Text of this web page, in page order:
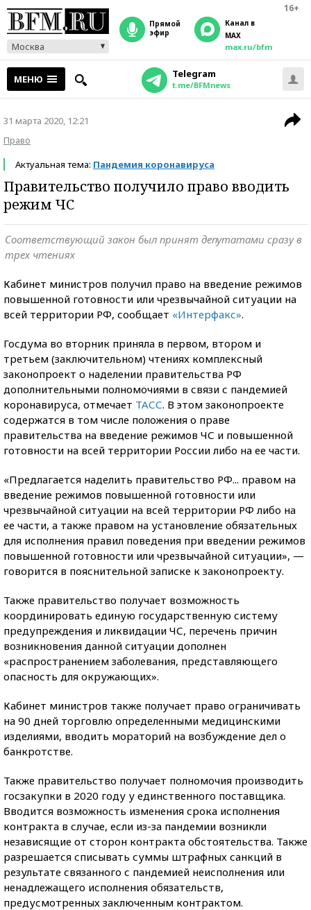
16+
Москва
прямой
эфир
Канал в
MAX
max.ru/bfm
МЕНЮ Telegram
t.me/BFMnews
31 марта 2020, 12:21
Право
Актуальная тема: Пандемия коронавируса
Правительство получило право вводить
режим ЧС
Соответствующий закон был принят депутатами сразу в
трех чтениях
Кабинет министров получил право на введение режимов
повышенной готовности или чрезвычайной ситуации на
всей территории РФ, сообщает «Интерфакс».
Госдума во вторник приняла в первом, втором и
третьем (заключительном) чтениях комплексный
законопроект о наделении правительства РФ
дополнительными полномочиями в связи с пандемией
коронавируса, отмечает ТАСС. В этом законопроекте
содержатся в том числе положения о праве
правительства на введение режимов ЧС и повышенной
готовности на всей территории России либо на ее части.
«Предлагается наделить правительство РФ... правом на
введение режимов повышенной готовности или
чрезвычайной ситуации на всей территории РФ либо на
ее части, а также правом на установление обязательных
для исполнения правил поведения при введении режимов
повышенной готовности или чрезвычайной ситуации», —
говорится в пояснительной записке к законопроекту.
Также правительство получает возможность
координировать единую государственную систему
предупреждения и ликвидации ЧС, перечень причин
возникновения данной ситуации дополнен
«распространением заболевания, представляющего
опасность для окружающих».
Кабинет министров также получает право ограничивать
на 90 дней торговлю определенными медицинскими
изделиями, вводить мораторий на возбуждение дел о
банкротстве.
Также правительство получает полномочия производить
госзакупки в 2020 году у единственного поставщика.
Вводится возможность изменения срока исполнения
контракта в случае, если из-за пандемии возникли
независящие от сторон контракта обстоятельства. Также
разрешается списывать суммы штрафных санкций в
результате связанного с пандемией неисполнения или
ненадлежащего исполнения обязательств,
предусмотренных заключенным контрактом.